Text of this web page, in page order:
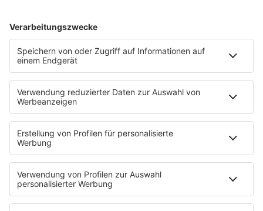
STARTSEITE
SERVICE
Kontakt
Newsletter
Jobs & Praktika
Pressekontakt